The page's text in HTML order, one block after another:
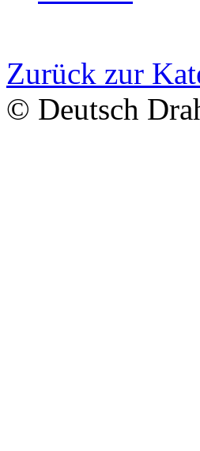
Zurück zur
© Deutsch